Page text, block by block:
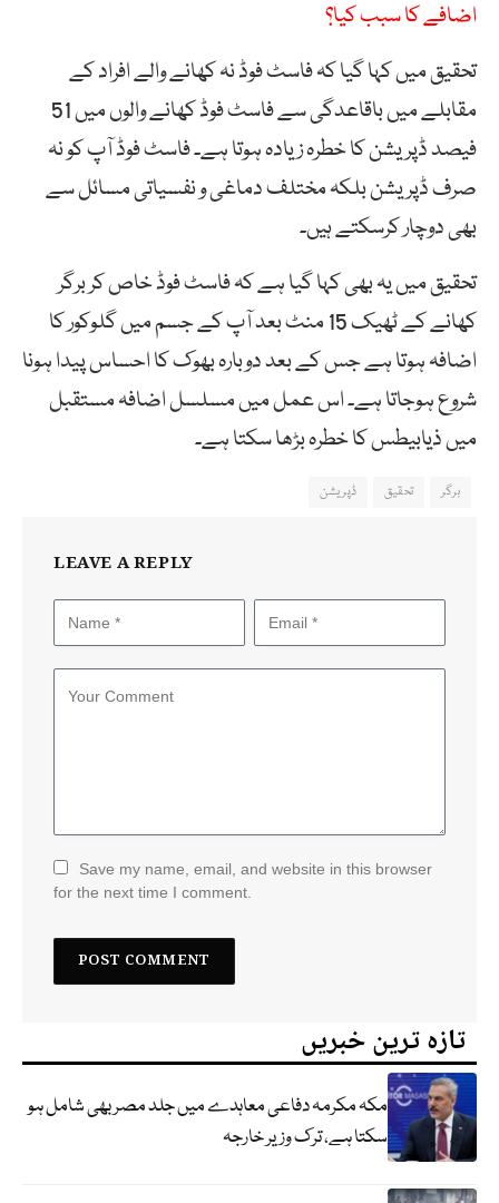
اضافے کا سبب کیا؟
تحقیق میں کہا گیا کہ فاسٹ فوڈ نہ کھانے والے افراد کے
مقابلے میں باقاعدگی سے فاسٹ فوڈ کھانے والوں میں 51
فیصد ڈپریشن کا خطرہ زیادہ ہوتا ہے۔ فاسٹ فوڈ آپ کو نہ
صرف ڈپریشن بلکہ مختلف دماغی و نفسیاتی مسائل سے
بھی دوچار کرسکتے ہیں۔
تحقیق میں یہ بھی کہا گیا ہے کہ فاسٹ فوڈ خاص کر برگر
کھانے کے ٹھیک 15 منٹ بعد آپ کے جسم میں گلوکور کا
اضافہ ہوتا ہے جس کے بعد دوبارہ بھوک کا احساس پیدا ہونا
شروع ہوجاتا ہے۔ اس عمل میں مسلسل اضافہ مستقبل
میں ذیابیطس کا خطرہ بڑھا سکتا ہے۔
برگر تحقیق ڈپریشن
LEAVE A REPLY
Save my name, email, and website in this browser
for the next time I comment.
تازہ ترین خبریں
مکہ مکرمہ دفاعی معاہدے میں جلد مصر بھی شامل ہو
سکتا ہے، ترک وزیر خارجہ